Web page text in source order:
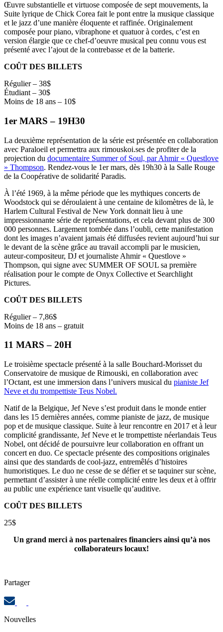
Œuvre substantielle et virtuose composée de sept mouvements, la
Suite lyrique de Chick Corea fait le pont entre la musique classique
et le jazz d’une manière éloquente et raffinée. Originalement
composée pour piano, vibraphone et quatuor à cordes, c’est en
version élargie que ce chef-d’oeuvre musical peu connu vous est
présenté avec l’ajout de la contrebasse et de la batterie.
COÛT DES BILLETS
Régulier – 38$
Étudiant – 30$
Moins de 18 ans – 10$
1er MARS – 19H30
La deuxième représentation de la série est présentée en collaboration
avec Paraloeil et permettra aux rimouskoi.ses de profiter de la
projection du documentaire Summer of Soul, par Ahmir « Questlove
» Thompson. Rendez-vous le 1er mars, dès 19h30 à la Salle Rouge
de la Coopérative de solidarité Paradis.
À l’été 1969, à la même période que les mythiques concerts de
Woodstock qui se déroulaient à une centaine de kilomètres de là, le
Harlem Cultural Festival de New York donnait lieu à une
impressionnante série de représentations, et cela devant plus de 300
000 personnes. Largement tombée dans l’oubli, cette manifestation
dont les images n’avaient jamais été diffusées revient aujourd’hui sur
le devant de la scène grâce au travail accompli par le musicien,
auteur-compositeur, DJ et journaliste Ahmir « Questlove »
Thompson, qui signe avec SUMMER OF SOUL sa première
réalisation pour le compte de Onyx Collective et Searchlight
Pictures.
COÛT DES BILLETS
Régulier – 7,86$
Moins de 18 ans – gratuit
11 MARS – 20H
Le troisième spectacle présenté à la salle Bouchard-Morisset du
Conservatoire de musique de Rimouski, en collaboration avec
l’Octant, est une immersion dans l’univers musical du pianiste Jef
Neve et du trompettiste Teus Nobel.
Natif de la Belgique, Jef Neve s’est produit dans le monde entier
dans les 15 dernières années, comme pianiste de jazz, de musique
pop et de musique classique. Suite à leur rencontre en 2017 et à leur
complicité grandissante, Jef Neve et le trompettiste néerlandais Teus
Nobel, ont décidé de poursuivre leur collaboration en offrant un
concert en duo. Ce spectacle présente des compositions originales
ainsi que des standards de cool-jazz, entremêlés d’histoires
humoristiques. Le duo ne cesse de se défier et se taquiner sur scène,
permettant d’assister à une réelle complicité entre les deux et à offrir
au public une expérience tant visuelle qu’auditive.
COÛT DES BILLETS
25$
Un grand merci à nos partenaires financiers ainsi qu’à nos
collaborateurs locaux!
Partager
Nouvelles